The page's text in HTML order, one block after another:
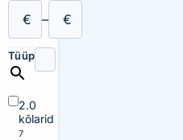
€ – €
Tüüp
2.0
kõlarid
7